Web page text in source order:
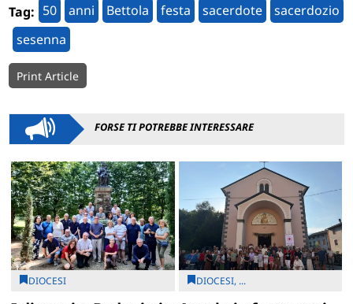
Tag: 50 anni Bettola festa sacerdote
sacerdozio
sesenna
Print Article
FORSE TI POTREBBE INTERESSARE
DIOCESI DIOCESI, ...